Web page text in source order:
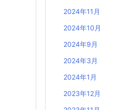
2024年11月
2024年10月
2024年9月
2024年3月
2024年1月
2023年12月